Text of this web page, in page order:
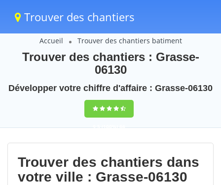
Trouver des chantiers
Accueil Trouver des chantiers batiment
Trouver des chantiers : Grasse-
06130
Développer votre chiffre d'affaire : Grasse-06130
9,5(100%)66
votes
Trouver des chantiers dans
votre ville : Grasse-06130